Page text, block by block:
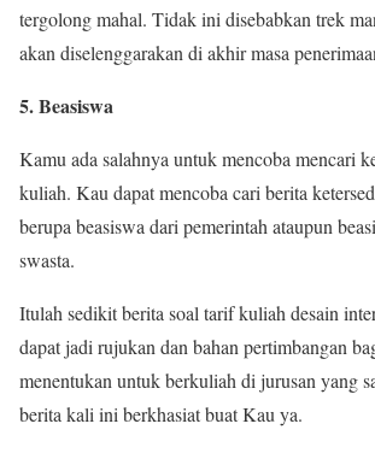
tergolong mahal. Tidak ini disebabkan trek
akan diselenggarakan di akhir masa
5. Beasiswa
Kamu ada salahnya untuk mencoba mencari
kuliah. Kau dapat mencoba cari berita
berupa beasiswa dari pemerintah ataupun
swasta.
Itulah sedikit berita soal tarif kuliah desain
dapat jadi rujukan dan bahan pertimbangan
menentukan untuk berkuliah di jurusan yang
berita kali ini berkhasiat buat Kau ya.